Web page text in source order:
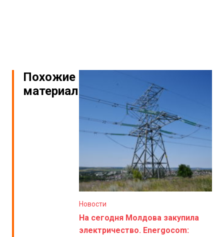
Похожие
материалы
Новости
На сегодня Молдова закупила
электричество. Energocom: